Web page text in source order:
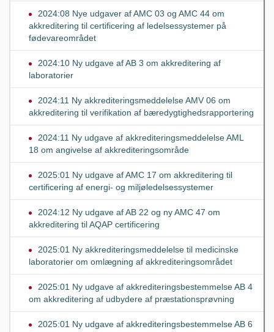
2024:08 Nye udgaver af AMC 03 og AMC 44 om
akkreditering til certificering af ledelsessystemer på
fødevareområdet
2024:10 Ny udgave af AB 3 om akkreditering af
laboratorier
2024:11 Ny akkrediteringsmeddelelse AMV 06 om
akkreditering til verifikation af bæredygtighedsrapportering
2024:11 Ny udgave af akkrediteringsmeddelelse AML
18 om angivelse af akkrediteringsområde
2025:01 Ny udgave af AMC 17 om akkreditering til
certificering af energi- og miljøledelsessystemer
2024:12 Ny udgave af AB 22 og ny AMC 47 om
akkreditering til AQAP certificering
2025:01 Ny akkrediteringsmeddelelse til medicinske
laboratorier om omlægning af akkrediteringsområdet
2025:01 Ny udgave af akkrediteringsbestemmelse AB 4
om akkreditering af udbydere af præstationsprøvning
2025:01 Ny udgave af akkrediteringsbestemmelse AB 6